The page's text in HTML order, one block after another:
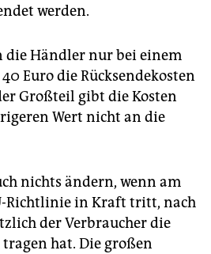
werden.
die Händler nur bei einem
Euro die Rücksendekosten
Großteil gibt die Kosten
Wert nicht an die
nichts ändern, wenn am
Richtlinie in Kraft tritt, nach
der Verbraucher die
tragen hat. Die großen